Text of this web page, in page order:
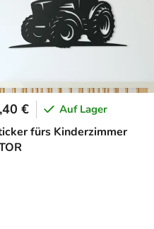
fürs Kinderzimmer
€ Auf Lager